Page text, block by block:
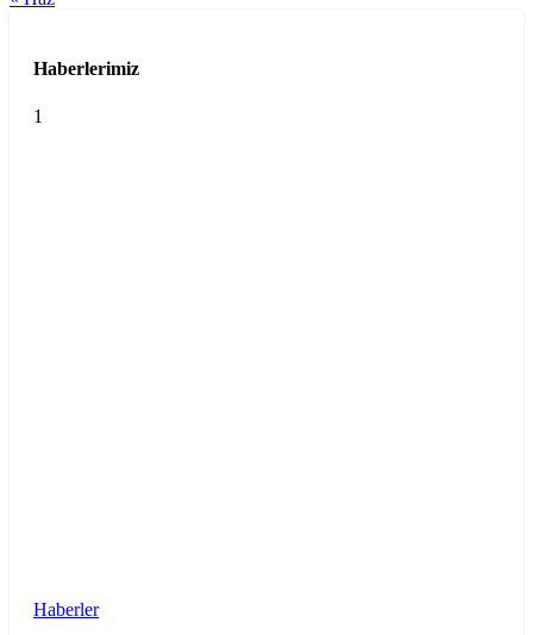
Haberlerimiz
1
Haberler